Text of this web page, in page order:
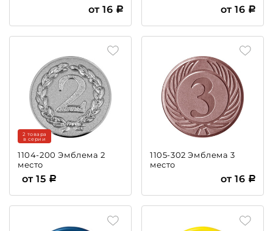
от 16 от 16
1104-200 Эмблема 2
место
2 товара
в серии
от 15
1105-302 Эмблема 3
место
от 16